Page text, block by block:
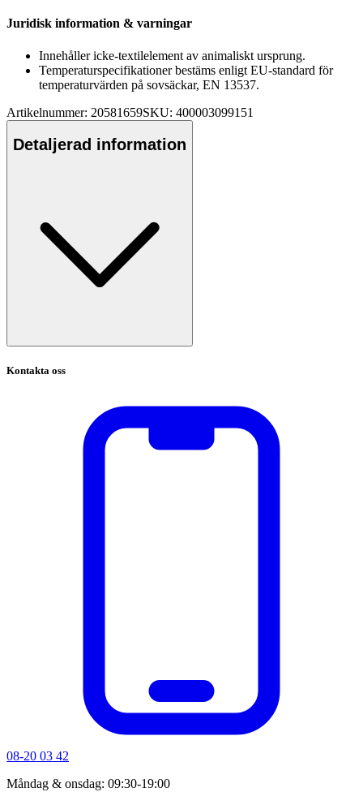
Juridisk information & varningar
Innehåller icke-textilelement av animaliskt ursprung.
Temperaturspecifikationer bestäms enligt EU-standard för
temperaturvärden på sovsäckar, EN 13537.
Artikelnummer: 20581659SKU: 400003099151
Detaljerad information
Kontakta oss
08-20 03 42
Måndag & onsdag: 09:30-19:00